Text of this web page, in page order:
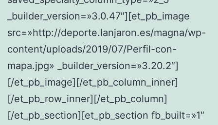
_builder_version=»3.0.47″][et_pb_image
src=»http://deporte.lanjaron.es/magna/wp-
content/uploads/2019/07/Perfil-con-
mapa.jpg» _builder_version=»3.20.2″]
[/et_pb_image][/et_pb_column_inner]
[/et_pb_row_inner][/et_pb_column]
[/et_pb_section][et_pb_section fb_built=»1″